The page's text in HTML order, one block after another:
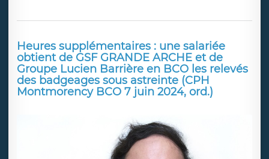
Heures supplémentaires : une salariée
obtient de GSF GRANDE ARCHE et de
Groupe Lucien Barrière en BCO les relevés
des badgeages sous astreinte (CPH
Montmorency BCO 7 juin 2024, ord.)